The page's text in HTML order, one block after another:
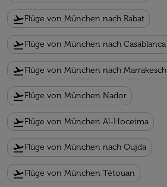
flight_takeoffFlüge von München nach Rabat
flight_takeoffFlüge von München nach Casablanca
flight_takeoffFlüge von München nach Marrakesch
flight_takeoffFlüge von München Nador
flight_takeoffFlüge von München Al-Hoceima
flight_takeoffFlüge von München nach Oujda
flight_takeoffFlüge von München Tétouan